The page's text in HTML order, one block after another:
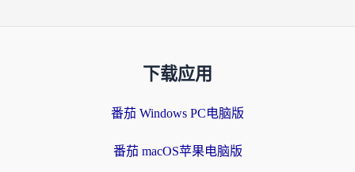
下载应用
番茄 Windows PC电脑版
番茄 macOS苹果电脑版